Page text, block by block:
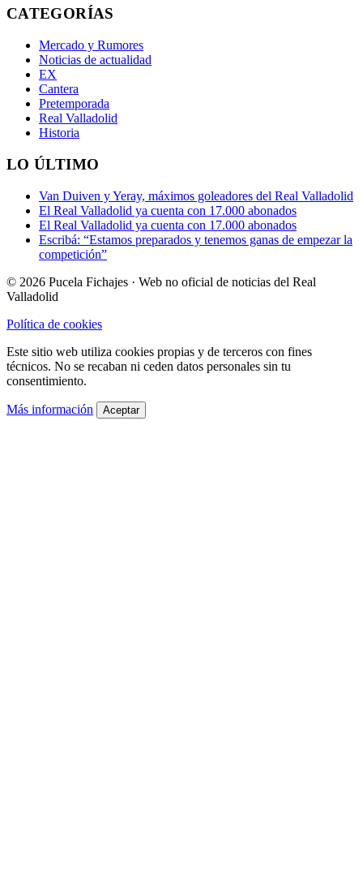
CATEGORÍAS
Mercado y Rumores
Noticias de actualidad
EX
Cantera
Pretemporada
Real Valladolid
Historia
LO ÚLTIMO
Van Duiven y Yeray, máximos goleadores del Real Valladolid
El Real Valladolid ya cuenta con 17.000 abonados
El Real Valladolid ya cuenta con 17.000 abonados
Escribá: “Estamos preparados y tenemos ganas de empezar la
competición”
© 2026 Pucela Fichajes · Web no oficial de noticias del Real
Valladolid
Política de cookies
Este sitio web utiliza cookies propias y de terceros con fines
técnicos. No se recaban ni ceden datos personales sin tu
consentimiento.
Más información Aceptar